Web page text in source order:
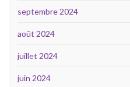
septembre 2024
août 2024
juillet 2024
juin 2024